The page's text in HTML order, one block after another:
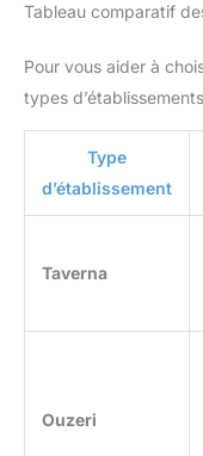
Tableau comparatif
Pour vous aider à
types
Type
d’établissement
Taverna
Ouzeri